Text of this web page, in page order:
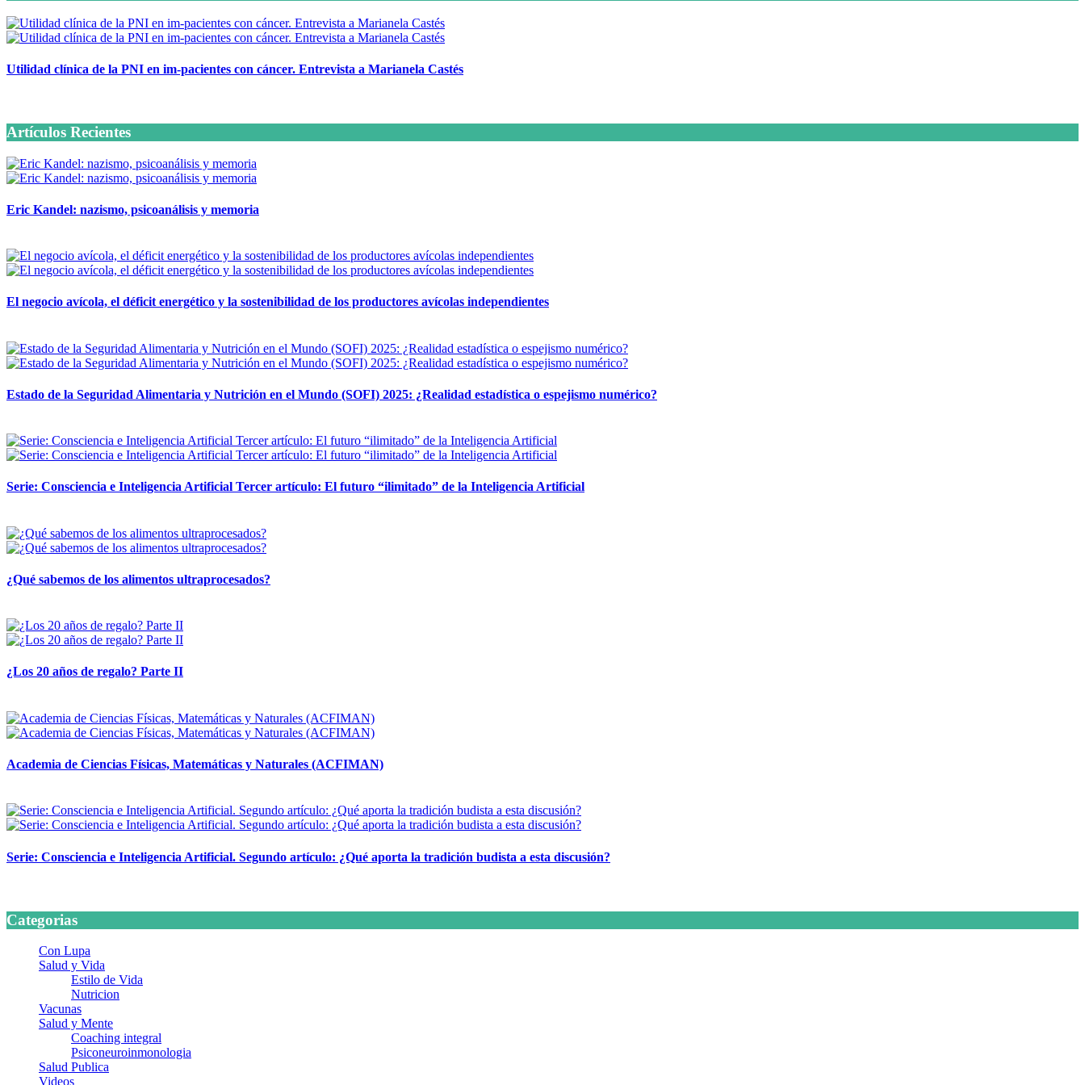
Utilidad clínica de la PNI en im-pacientes con cáncer. Entrevista a Marianela Castés
Artículos Recientes
Eric Kandel: nazismo, psicoanálisis y memoria
El negocio avícola, el déficit energético y la sostenibilidad de los productores avícolas independientes
Estado de la Seguridad Alimentaria y Nutrición en el Mundo (SOFI) 2025: ¿Realidad estadística o espejismo numérico?
Serie: Consciencia e Inteligencia Artificial Tercer artículo: El futuro “ilimitado” de la Inteligencia Artificial
¿Qué sabemos de los alimentos ultraprocesados?
¿Los 20 años de regalo? Parte II
Academia de Ciencias Físicas, Matemáticas y Naturales (ACFIMAN)
Serie: Consciencia e Inteligencia Artificial. Segundo artículo: ¿Qué aporta la tradición budista a esta discusión?
Categorias
Con Lupa
Salud y Vida
Estilo de Vida
Nutricion
Vacunas
Salud y Mente
Coaching integral
Psiconeuroinmonologia
Salud Publica
Videos